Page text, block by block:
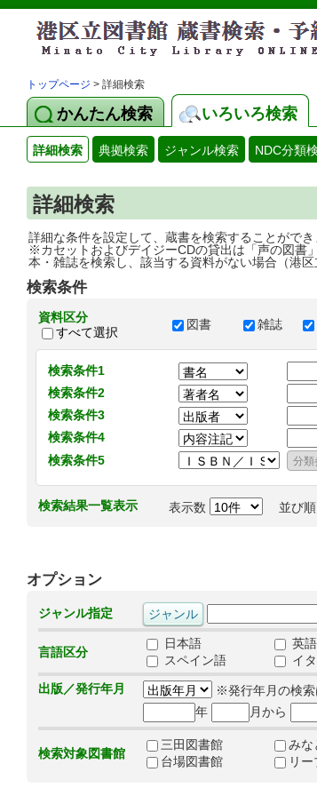
トップページ > 詳細検索
かんたん検索 いろいろ検索
詳細検索 典拠検索 ジャンル検索 NDC分類
詳細検索
詳細な条件を設定して、蔵書を検索することができ
※カセットおよびデイジーCDの貸出は「声の図書
本・雑誌を検索し、該当する資料がない場合（港
検索条件
資料区分
すべて選択
図書 雑誌
検索条件1
検索条件2
検索条件3
検索条件4
検索条件5
検索結果一覧表示 表示数 並び順
オプション
ジャンル指定
言語区分
日本語 英語
スペイン語
イ
出版／発行年月
※発行年月の検索
年
月から
検索対象図書館
三田図書館 みな
台場図書館
リー